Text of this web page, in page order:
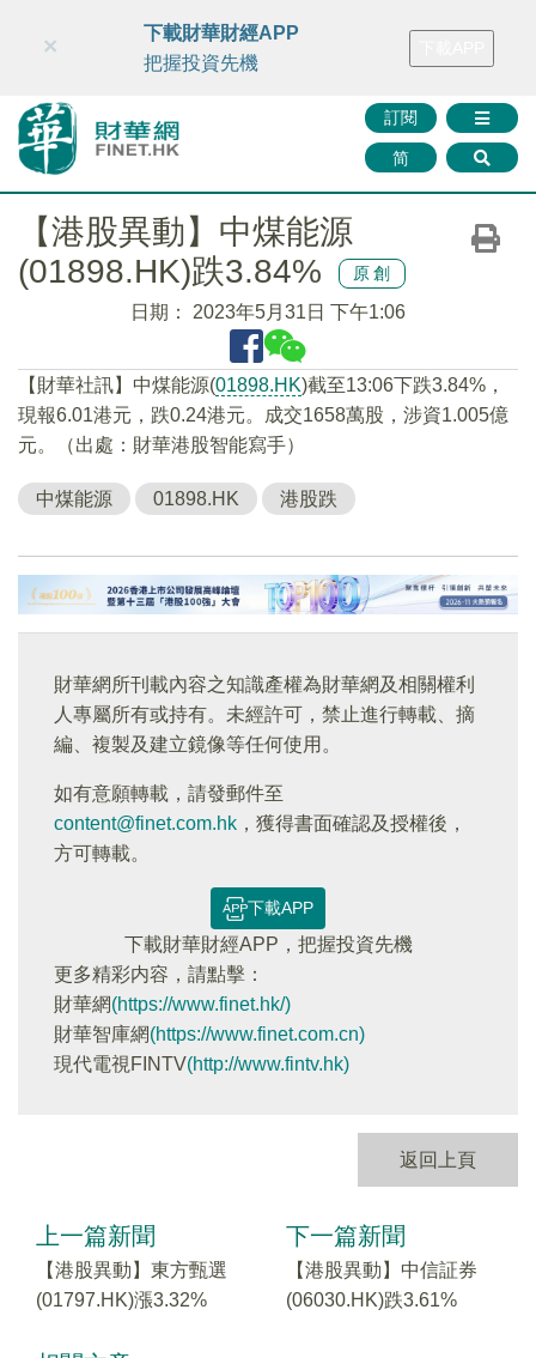
財華智庫網 FINTV FINMETA 財華證券 媒體矩陣
訂閱
简
×
下載財華財經APP
把握投資先機
【港股異動】中煤能源
(01898.HK)跌3.84%
原創
日期： 2023年5月31日 下午1:06
【財華社訊】中煤能源(01898.HK)截至13:06下跌3.84%，
現報6.01港元，跌0.24港元。成交1658萬股，涉資1.005億
元。（出處：財華港股智能寫手）
中煤能源 01898.HK 港股跌
財華網所刊載內容之知識產權為財華網及相關權利
人專屬所有或持有。未經許可，禁止進行轉載、摘
編、複製及建立鏡像等任何使用。
如有意願轉載，請發郵件至
content@finet.com.hk ，獲得書面確認及授權後，
方可轉載。
下載APP
下載財華財經APP，把握投資先機
更多精彩内容，請點擊：
財華網(https://www.finet.hk/)
財華智庫網(https://www.finet.com.cn)
現代電視FINTV(http://www.fintv.hk)
返回上頁
上一篇新聞
【港股異動】東方甄選
(01797.HK)漲3.32%
下一篇新聞
【港股異動】中信証券
(06030.HK)跌3.61%